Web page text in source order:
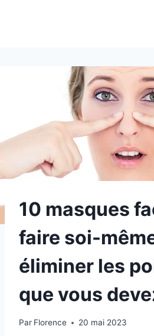
10 masques
faire soi-
éliminer les
que vous
Par Florence 20 mai 2023